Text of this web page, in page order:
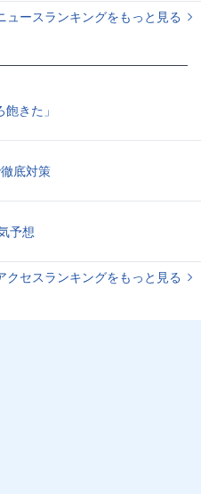
ュースランキングをもっと見る
きた」
底対策
予想
クセスランキングをもっと見る